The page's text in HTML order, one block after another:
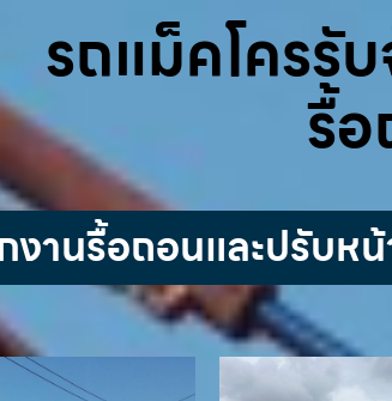
รถแม็คโครรั
รื้
านรื้อถอนและปรับห